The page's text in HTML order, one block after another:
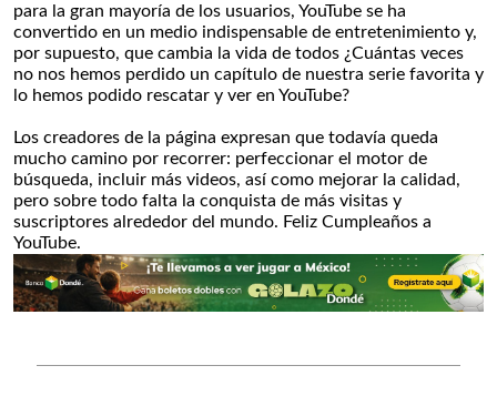
para la gran mayoría de los usuarios, YouTube se ha
convertido en un medio indispensable de entretenimiento y,
por supuesto, que cambia la vida de todos ¿Cuántas veces
no nos hemos perdido un capítulo de nuestra serie favorita y
lo hemos podido rescatar y ver en YouTube?
Los creadores de la página expresan que todavía queda
mucho camino por recorrer: perfeccionar el motor de
búsqueda, incluir más videos, así como mejorar la calidad,
pero sobre todo falta la conquista de más visitas y
suscriptores alrededor del mundo. Feliz Cumpleaños a
YouTube.